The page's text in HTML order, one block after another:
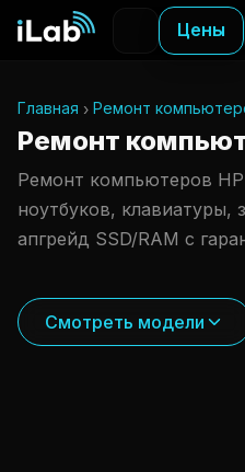
Цены
Главная Ремонт
Ремонт
Ремонт компьютеров
ноутбуков, клавиатуры,
апгрейд SSD/RAM с
Смотреть модели